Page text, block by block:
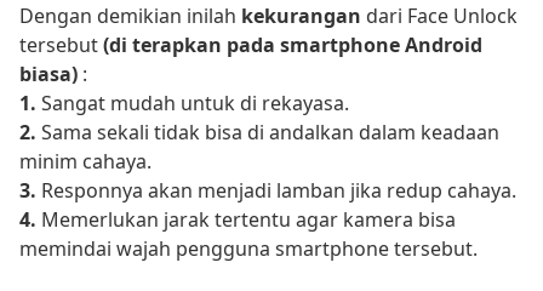
Dengan demikian inilah kekurangan dari Face Unlock
tersebut(di terapkan pada smartphone Android
biasa) :
1. Sangat mudah untuk di rekayasa.
2. Sama sekali tidak bisa di andalkan dalam keadaan
minim cahaya.
3. Responnya akan menjadi lamban jika redup cahaya.
4. Memerlukan jarak tertentu agar kamera bisa
memindai wajah pengguna smartphone tersebut.